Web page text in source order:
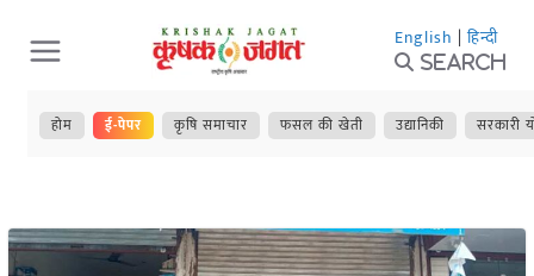
Skip
to
content
English | हिन्दी
Search
होम ई-पेपर कृषि समाचार फसल की खेती उद्यानिकी सरकारी